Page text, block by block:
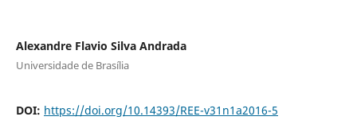
Alexandre Flavio Silva Andrada
Universidade de Brasília
DOI: https://doi.org/10.14393/REE-v31n1a2016-5